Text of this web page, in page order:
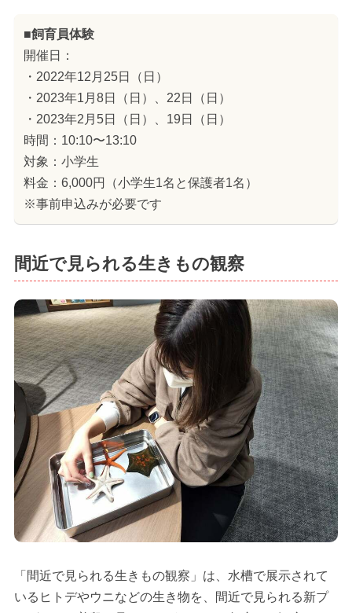
■飼育員体験
開催日：
・2022年12月25日（日）
・2023年1月8日（日）、22日（日）
・2023年2月5日（日）、19日（日）
時間：10:10〜13:10
対象：小学生
料金：6,000円（小学生1名と保護者1名）
※事前申込みが必要です
間近で見られる生きもの観察
「間近で見られる生きもの観察」は、水槽で展示されて
いるヒトデやウニなどの生き物を、間近で見られる新プ